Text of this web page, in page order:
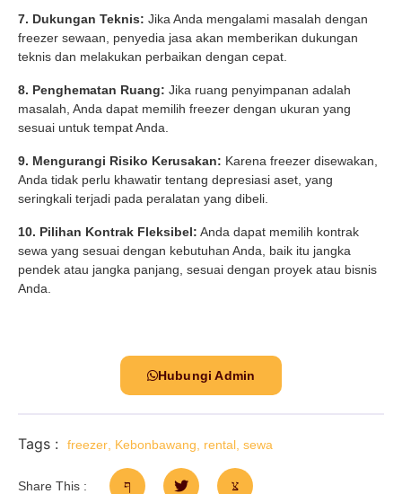
7. Dukungan Teknis: Jika Anda mengalami masalah dengan
freezer sewaan, penyedia jasa akan memberikan dukungan
teknis dan melakukan perbaikan dengan cepat.
8. Penghematan Ruang: Jika ruang penyimpanan adalah
masalah, Anda dapat memilih freezer dengan ukuran yang
sesuai untuk tempat Anda.
9. Mengurangi Risiko Kerusakan: Karena freezer disewakan,
Anda tidak perlu khawatir tentang depresiasi aset, yang
seringkali terjadi pada peralatan yang dibeli.
10. Pilihan Kontrak Fleksibel: Anda dapat memilih kontrak
sewa yang sesuai dengan kebutuhan Anda, baik itu jangka
pendek atau jangka panjang, sesuai dengan proyek atau bisnis
Anda.
Hubungi Admin
Tags : freezer Kebonbawang rental sewa
Share This :